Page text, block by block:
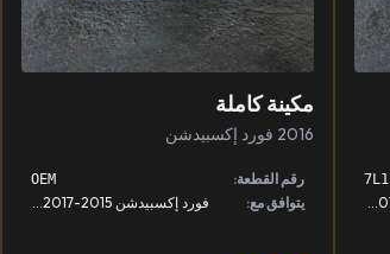
مكينة كاملة
2016 فورد إكسبيدشن
رقم القطعة: OEM
يتوافق مع: